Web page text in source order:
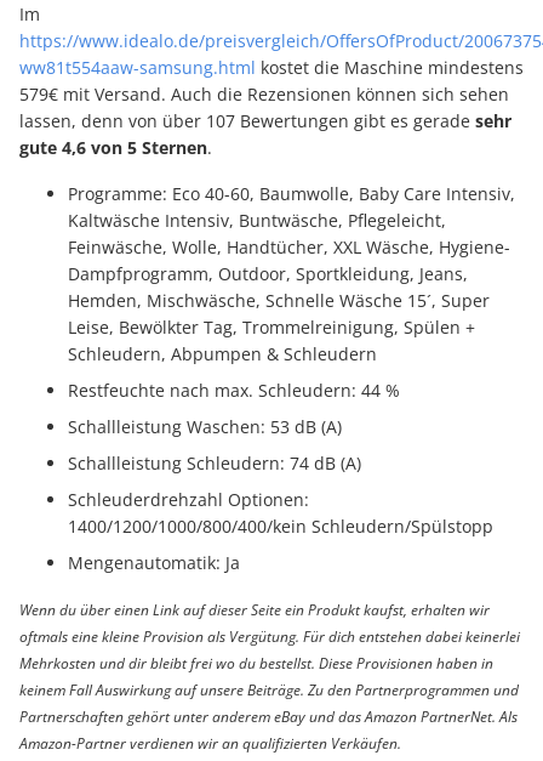
Im
https://www.idealo.de/preisvergleich/OffersOfProduct/
ww81t554aaw-samsung.html kostet die Maschine mindestens
579€ mit Versand. Auch die Rezensionen können sich sehen
lassen, denn von über 107 Bewertungen gibt es gerade sehr
gute 4,6 von 5 Sternen.
Programme: Eco 40-60, Baumwolle, Baby Care Intensiv,
Kaltwäsche Intensiv, Buntwäsche, Pflegeleicht,
Feinwäsche, Wolle, Handtücher, XXL Wäsche, Hygiene-
Dampfprogramm, Outdoor, Sportkleidung, Jeans,
Hemden, Mischwäsche, Schnelle Wäsche 15´, Super
Leise, Bewölkter Tag, Trommelreinigung, Spülen +
Schleudern, Abpumpen & Schleudern
Restfeuchte nach max. Schleudern: 44 %
Schallleistung Waschen: 53 dB (A)
Schallleistung Schleudern: 74 dB (A)
Schleuderdrehzahl Optionen:
1400/1200/1000/800/400/kein Schleudern/Spülstopp
Mengenautomatik: Ja
Wenn du über einen Link auf dieser Seite ein Produkt kaufst, erhalten wir
oftmals eine kleine Provision als Vergütung. Für dich entstehen dabei keinerlei
Mehrkosten und dir bleibt frei wo du bestellst. Diese Provisionen haben in
keinem Fall Auswirkung auf unsere Beiträge. Zu den Partnerprogrammen und
Partnerschaften gehört unter anderem eBay und das Amazon PartnerNet. Als
Amazon-Partner verdienen wir an qualifizierten Verkäufen.